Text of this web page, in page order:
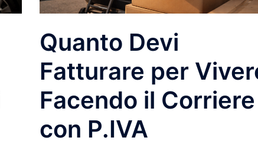
Quanto Devi
Fatturare per
Facendo il Corriere
con P.IVA